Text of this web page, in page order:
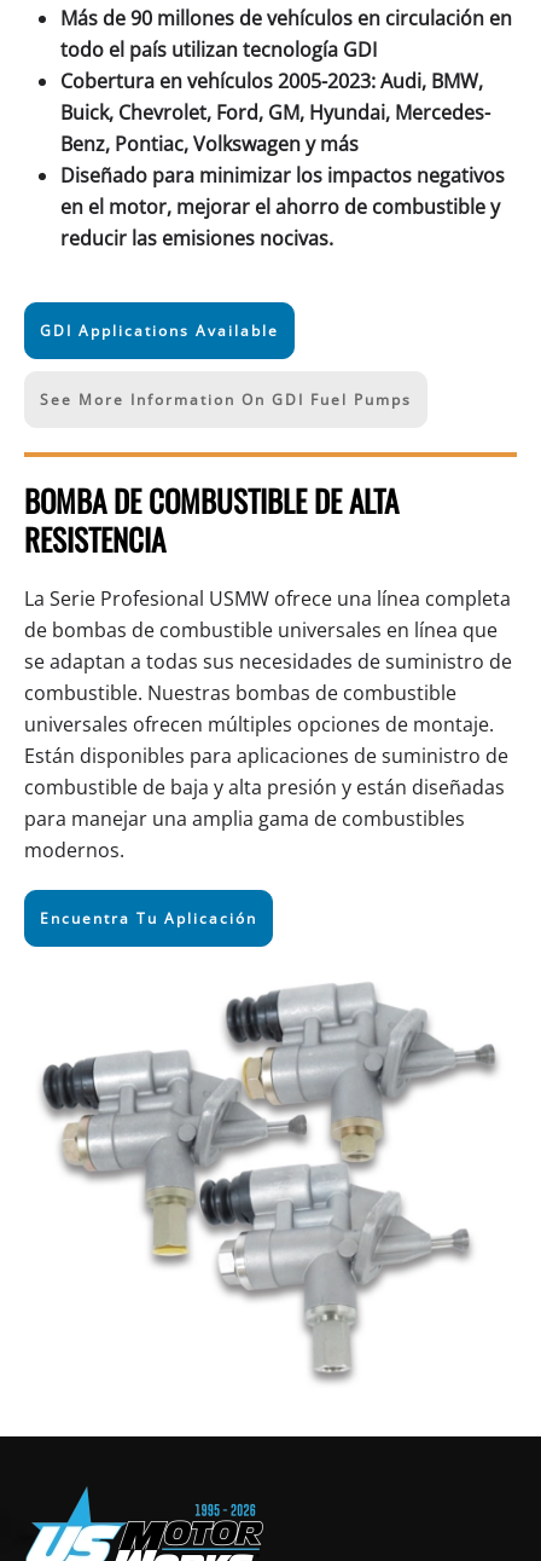
Más de 90 millones de vehículos en circulación en
todo el país utilizan tecnología GDI
Cobertura en vehículos 2005-2023: Audi, BMW,
Buick, Chevrolet, Ford, GM, Hyundai, Mercedes-
Benz, Pontiac, Volkswagen y más
Diseñado para minimizar los impactos negativos
en el motor, mejorar el ahorro de combustible y
reducir las emisiones nocivas.
GDI Applications Available
See More Information On GDI Fuel Pumps
BOMBA DE COMBUSTIBLE DE ALTA
RESISTENCIA
La Serie Profesional USMW ofrece una línea completa
de bombas de combustible universales en línea que
se adaptan a todas sus necesidades de suministro de
combustible. Nuestras bombas de combustible
universales ofrecen múltiples opciones de montaje.
Están disponibles para aplicaciones de suministro de
combustible de baja y alta presión y están diseñadas
para manejar una amplia gama de combustibles
modernos.
Encuentra Tu Aplicación